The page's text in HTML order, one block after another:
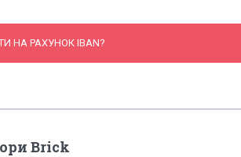
НА РАХУНОК IBAN?
Brick